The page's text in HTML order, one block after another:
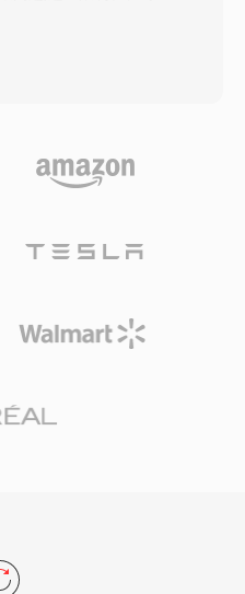
样率制作中尤为突出。
、现场音乐会录音和
生 W64 支持,可无缝导
篇高保真素材的工程师
的文件大小限制。